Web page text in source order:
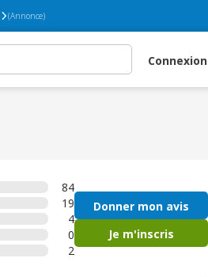
(Annonce)
Connexion
84
19
4
0
2
Donner mon avis
Je m'inscris